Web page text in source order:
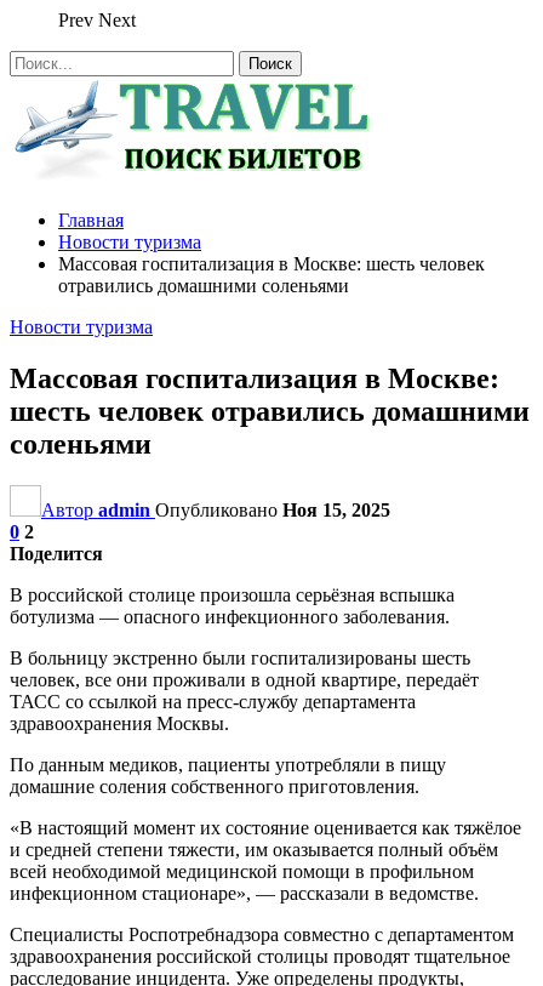
Prev Next
Главная
Новости туризма
Массовая госпитализация в Москве: шесть человек
отравились домашними соленьями
Новости туризма
Массовая госпитализация в Москве:
шесть человек отравились домашними
соленьями
Автор admin Опубликовано Ноя 15, 2025
0 2
Поделится
В российской столице произошла серьёзная вспышка
ботулизма — опасного инфекционного заболевания.
В больницу экстренно были госпитализированы шесть
человек, все они проживали в одной квартире, передаёт
ТАСС со ссылкой на пресс-службу департамента
здравоохранения Москвы.
По данным медиков, пациенты употребляли в пищу
домашние соления собственного приготовления.
«В настоящий момент их состояние оценивается как тяжёлое
и средней степени тяжести, им оказывается полный объём
всей необходимой медицинской помощи в профильном
инфекционном стационаре», — рассказали в ведомстве.
Специалисты Роспотребнадзора совместно с департаментом
здравоохранения российской столицы проводят тщательное
расследование инцидента. Уже определены продукты,